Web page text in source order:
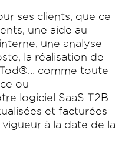
ses clients, que ce
une aide au
une analyse
la réalisation de
comme toute
ou
logiciel SaaS T2B
et facturées
à la date de la